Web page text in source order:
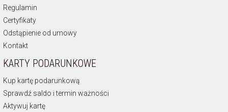
Regulamin
Certyfikaty
Odstąpienie od umowy
Kontakt
KARTY PODARUNKOWE
Kup kartę podarunkową
Sprawdź saldo i termin ważności
Aktywuj kartę